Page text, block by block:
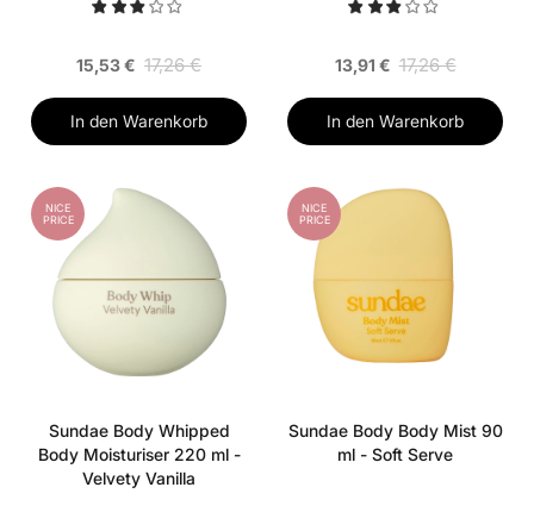
15,53 € 17,26 €
In den Warenkorb
13,91 € 17,26 €
In den Warenkorb
NICE
PRICE
Sundae Body Whipped
Body Moisturiser 220 ml -
Velvety Vanilla
NICE
PRICE
Sundae Body Body Mist 90
ml - Soft Serve